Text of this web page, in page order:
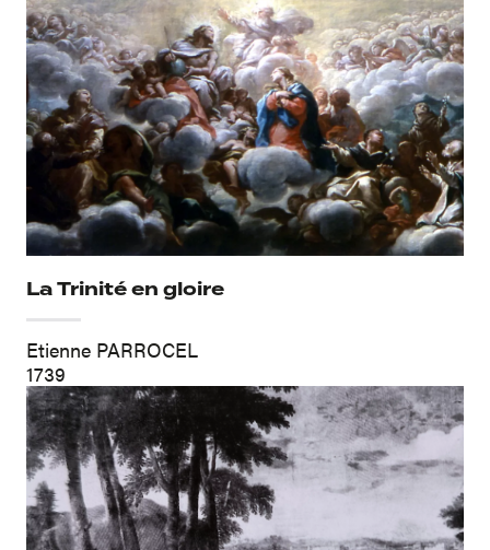
La Trinité en gloire
Etienne PARROCEL
1739